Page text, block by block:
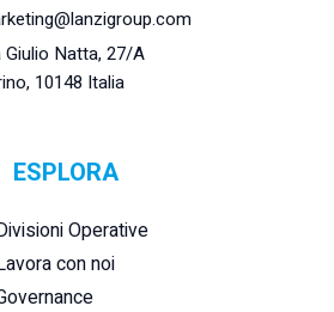
Giulio Natta, 27/A
10148 Italia
ESPLORA
Operative
con noi